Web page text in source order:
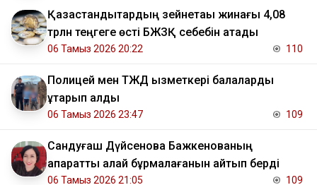
Қазақстандықтардың зейнетақы жинағы 4,08
трлн теңгеге өсті БЖЗҚ себебін атады
06 Тамыз 2026 20:22 110
Полицей мен ТЖД қызметкері балаларды
құтқарып қалды
06 Тамыз 2026 23:47 109
Сандуғаш Дүйсенова Бажкенованың
ақпаратты қалай бұрмалағанын айтып берді
06 Тамыз 2026 21:05 109